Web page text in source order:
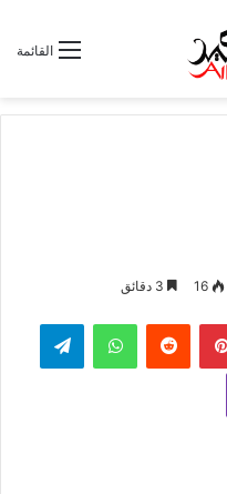
القائمة
16
بينتيريست واتساب
ڤايبر